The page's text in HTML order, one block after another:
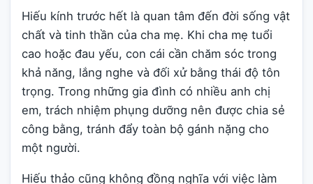
Hiếu kính trước hết là quan tâm đến đời sống vật
chất và tinh thần của cha mẹ. Khi cha mẹ tuổi
cao hoặc đau yếu, con cái cần chăm sóc trong
khả năng, lắng nghe và đối xử bằng thái độ tôn
trọng. Trong những gia đình có nhiều anh chị
em, trách nhiệm phụng dưỡng nên được chia sẻ
công bằng, tránh đẩy toàn bộ gánh nặng cho
một người.
Hiếu thảo cũng không đồng nghĩa với việc làm